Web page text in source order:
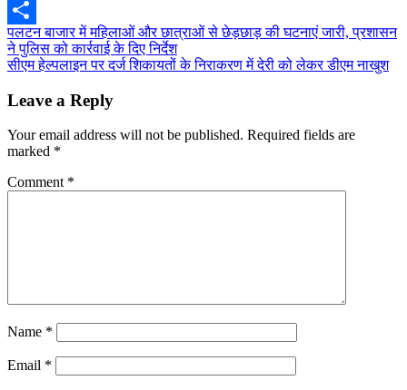
WhatsApp
Share
Post
navigation
पलटन बाजार में महिलाओं और छात्राओं से छेड़छाड़ की घटनाएं जारी, प्रशासन
ने पुलिस को कार्रवाई के दिए निर्देश
सीएम हेल्पलाइन पर दर्ज शिकायतों के निराकरण में देरी को लेकर डीएम नाखुश
Leave a Reply
Your email address will not be published. Required fields are
marked *
Comment *
Name *
Email *